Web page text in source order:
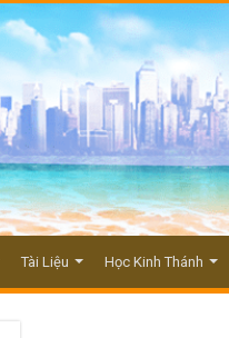
Tài Liệu Học Kinh Thánh